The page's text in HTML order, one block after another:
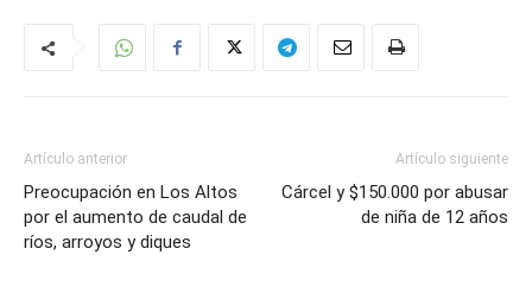
Artículo anterior
Preocupación en Los Altos
por el aumento de caudal de
ríos, arroyos y diques
Artículo siguiente
Cárcel y $150.000 por abusar
de niña de 12 años